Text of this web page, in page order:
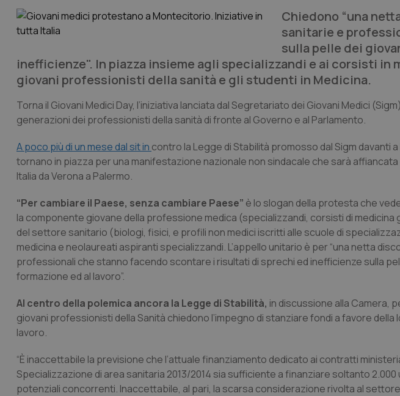
Chiedono “una
sanitarie e
sulla pelle dei
inefficienze". In piazza insieme agli specializzandi e ai corsisti in
giovani professionisti della sanità e gli studenti in Medicina.
Torna il Giovani Medici Day, l’iniziativa lanciata dal Segretariato dei Giovani Medici
generazioni dei professionisti della sanità di fronte al Governo e al Parlamento.
A poco più di un mese dal sit in contro la Legge di Stabilità promosso dal Sigm davanti
tornano in piazza per una manifestazione nazionale non sindacale che sarà
Italia da Verona a Palermo.
“Per cambiare il Paese, senza cambiare Paese” è lo slogan della protesta che
la componente giovane della professione medica (specializzandi, corsisti di
del settore sanitario (biologi, fisici, e profili non medici iscritti alle scuole di
medicina e neolaureati aspiranti specializzandi. L’appello unitario è per “una netta
professionali che stanno facendo scontare i risultati di sprechi ed inefficienze sulla
formazione ed al lavoro”.
Al centro della polemica ancora la Legge di Stabilità, in discussione alla Camera,
giovani professionisti della Sanità chiedono l’impegno di stanziare fondi a favore
lavoro.
“È inaccettabile la previsione che l’attuale finanziamento dedicato ai contratti
Specializzazione di area sanitaria 2013/2014 sia sufficiente a finanziare soltanto
potenziali concorrenti. Inaccettabile, al pari, la scarsa considerazione rivolta al